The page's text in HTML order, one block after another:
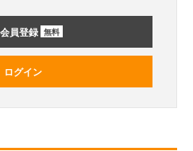
員登録 無料
ログイン